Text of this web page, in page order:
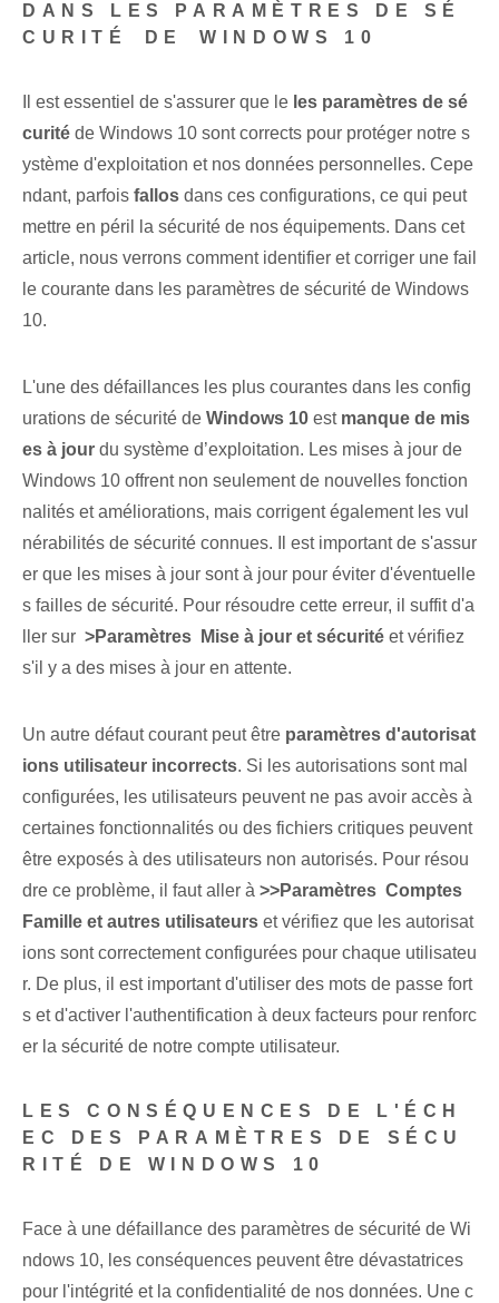
DANS LES PARAMÈTRES DE SÉ
CURITÉ⁢ DE ⁣WINDOWS ‌10
Il est essentiel de s'assurer que le les paramètres de sé
curité de Windows 10 sont corrects pour protéger notre s
ystème d'exploitation et nos données personnelles. Cepe
ndant, parfois fallos dans ces configurations, ce qui peut
mettre en péril la sécurité de nos équipements. Dans cet
article, nous verrons comment identifier et corriger une fail
le courante dans les paramètres de sécurité de Windows
10.
L'une des défaillances les plus courantes dans les config
urations de sécurité de Windows 10 est manque de mis
es à jour du système d’exploitation. Les mises à jour de
Windows 10 offrent non seulement de nouvelles fonction
nalités et améliorations, mais corrigent également les vul
nérabilités de sécurité connues. Il est important de s'assur
er que les mises à jour sont à jour ⁢pour éviter d'éventuelle
s failles de sécurité. Pour résoudre cette erreur, il suffit d'a
ller sur ‍ >Paramètres Mise à jour et sécurité et vérifiez
s'il y a des mises à jour en attente.
Un autre défaut courant peut être paramètres d'autorisat
ions utilisateur incorrects. Si les autorisations sont mal
configurées, les utilisateurs peuvent ne pas avoir accès à
certaines fonctionnalités ou des fichiers critiques peuvent
être exposés à des utilisateurs non autorisés. Pour résou
dre ce problème, il faut aller à >>Paramètres Comptes
Famille et autres utilisateurs et vérifiez que les autorisat
ions sont correctement configurées pour chaque utilisateu
r. De plus, il est important d'utiliser des mots de passe fort
s et d'activer l'authentification à deux facteurs pour renforc
er la sécurité de notre compte utilisateur.
LES CONSÉQUENCES DE L'ÉCH
EC DES PARAMÈTRES DE SÉCU
RITÉ DE WINDOWS 10
Face à une défaillance des paramètres de sécurité de Wi
ndows 10, les conséquences peuvent être dévastatrices
pour l'intégrité et la confidentialité de nos données. Une c